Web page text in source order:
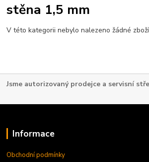
stěna 1,5 mm
V této kategorii nebylo nalezeno žádné
Jsme autorizovaný prodejce a servisní
Informace
Obchodní podmínky